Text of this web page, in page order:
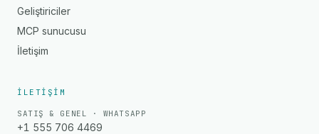
Geliştiriciler
MCP sunucusu
İletişim
İLETIŞIM
SATIŞ & GENEL · WHATSAPP
+1 555 706 4469